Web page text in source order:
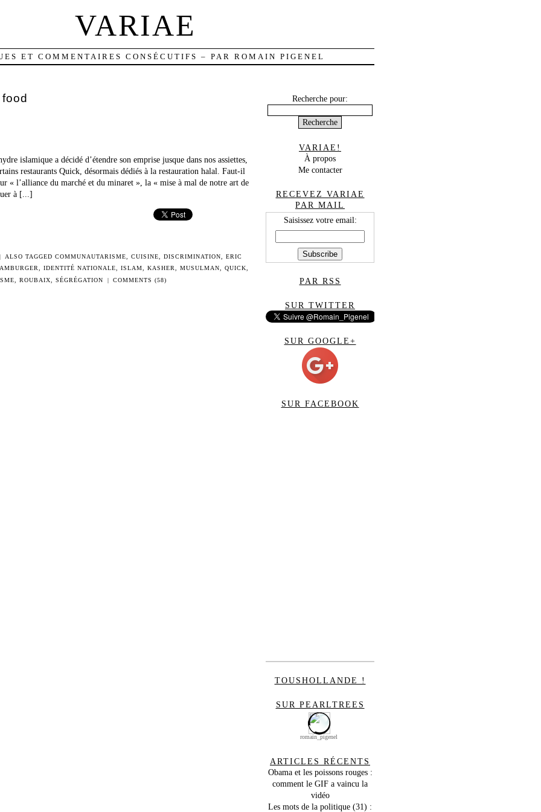
VARIAE
ET COMMENTAIRES CONSÉCUTIFS – PAR ROMAIN PIGENEL
islamique a décidé d’étendre son emprise jusque dans nos assiettes,
restaurants Quick, désormais dédiés à la restauration halal. Faut-il
« l’alliance du marché et du minaret », la « mise à mal de notre art de
à [...]
ALSO TAGGED COMMUNAUTARISME CUISINE DISCRIMINATION
ERIC
IDENTITÉ NATIONALE ISLAM KASHER MUSULMAN QUICK
,ROUBAIX ,SÉGRÉGATION | COMMENTS (58)
Recherche pour:
VARIAE!
À propos
Me contacter
RECEVEZ VARIAE
PAR MAIL
Saisissez votre email:
PAR RSS
SUR TWITTER
SUR GOOGLE+
SUR FACEBOOK
TOUSHOLLANDE !
SUR PEARLTREES
romain_pigenel
ARTICLES RÉCENTS
Obama et les poissons rouges :
comment le GIF a vaincu la
vidéo
Les mots de la politique (31) :